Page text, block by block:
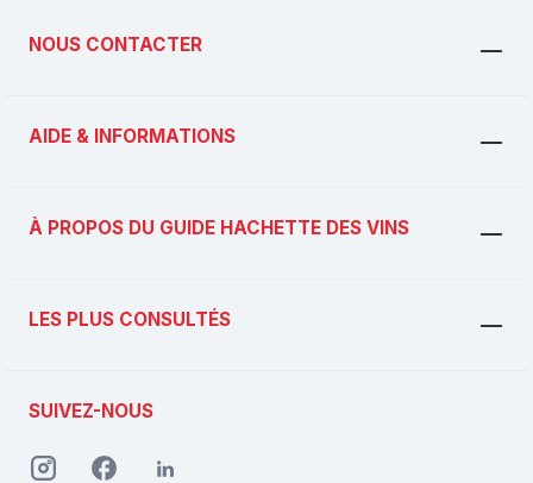
NOUS CONTACTER
AIDE & INFORMATIONS
À PROPOS DU GUIDE HACHETTE DES VINS
LES PLUS CONSULTÉS
SUIVEZ-NOUS